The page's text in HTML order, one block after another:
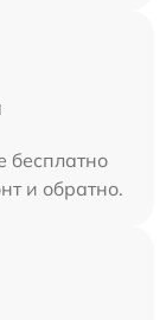
и обратно.